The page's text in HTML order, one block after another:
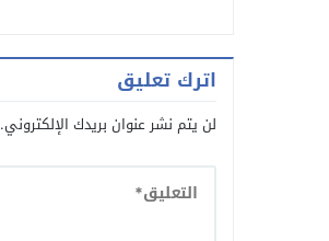
اترك تعليق
لن يتم نشر عنوان بريدك الإلكتروني.